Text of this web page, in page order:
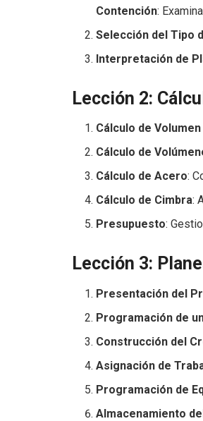
Contención:
Selección del Tipo
Interpretación de
Lección 2:
Cálculo de
Cálculo de
Cálculo de Acero:
Cálculo de Cimbra:
Presupuesto:
Lección 3:
Presentación del
Programación de
Construcción del
Asignación de
Programación de
Almacenamiento